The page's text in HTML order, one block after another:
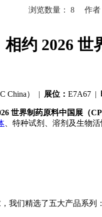
浏览数量： 8 作者
相约 2026
China） | 展位： E7A67 |
世界制药原料中国展（
、特种试剂、溶剂及生物
我们精选了五大产品系列：